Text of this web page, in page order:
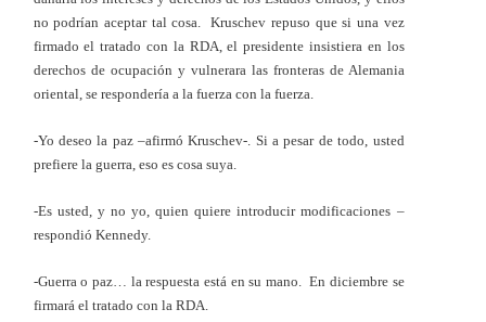
no podrían aceptar tal cosa. Kruschev repuso que si una vez
firmado el tratado con la RDA, el presidente insistiera en los
derechos de ocupación y vulnerara las fronteras de Alemania
oriental, se respondería a la fuerza con la fuerza.
-Yo deseo la paz –afirmó Kruschev-. Si a pesar de todo, usted
prefiere la guerra, eso es cosa suya.
-Es usted, y no yo, quien quiere introducir modificaciones –
respondió Kennedy.
-Guerra o paz… la respuesta está en su mano. En diciembre se
firmará el tratado con la RDA.